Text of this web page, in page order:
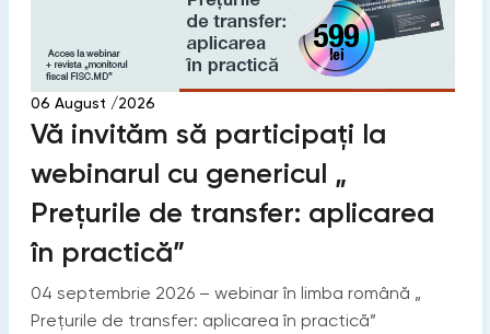
06 August /2026
Vă invităm să participați la
webinarul cu genericul „
Prețurile de transfer: aplicarea
în practică”
04 septembrie 2026 – webinar în limba română „
Prețurile de transfer: aplicarea în practică”